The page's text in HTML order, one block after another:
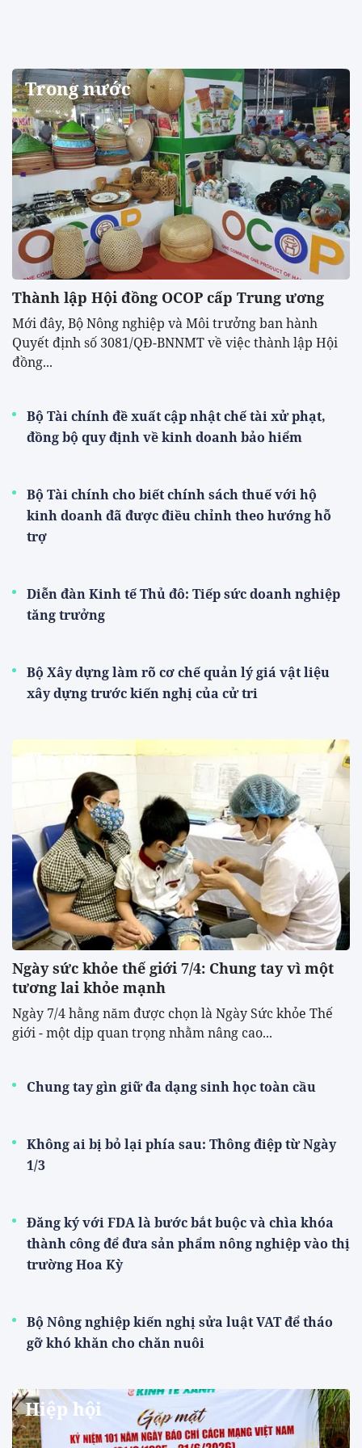
Trong nước
Thành lập Hội đồng OCOP cấp Trung ương
Mới đây, Bộ Nông nghiệp và Môi trưởng ban hành
Quyết định số 3081/QĐ-BNNMT về việc thành lập Hội
đồng...
Bộ Tài chính đề xuất cập nhật chế tài xử phạt,
đồng bộ quy định về kinh doanh bảo hiểm
Bộ Tài chính cho biết chính sách thuế với hộ
kinh doanh đã được điều chỉnh theo hướng hỗ
trợ
Diễn đàn Kinh tế Thủ đô: Tiếp sức doanh nghiệp
tăng trưởng
Bộ Xây dựng làm rõ cơ chế quản lý giá vật liệu
xây dựng trước kiến nghị của cử tri
Thế giới
Ngày sức khỏe thế giới 7/4: Chung tay vì một
tương lai khỏe mạnh
Ngày 7/4 hằng năm được chọn là Ngày Sức khỏe Thế
giới - một dịp quan trọng nhằm nâng cao...
Chung tay gìn giữ đa dạng sinh học toàn cầu
Không ai bị bỏ lại phía sau: Thông điệp từ Ngày
1/3
Đăng ký với FDA là bước bắt buộc và chìa khóa
thành công để đưa sản phẩm nông nghiệp vào thị
trường Hoa Kỳ
Bộ Nông nghiệp kiến nghị sửa luật VAT để tháo
gỡ khó khăn cho chăn nuôi
Hiệp hội